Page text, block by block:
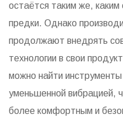
остаётся таким же, каким
предки. Однако
продолжают внедрять
технологии в свои
можно найти
уменьшенной вибрацией,
более комфортным и